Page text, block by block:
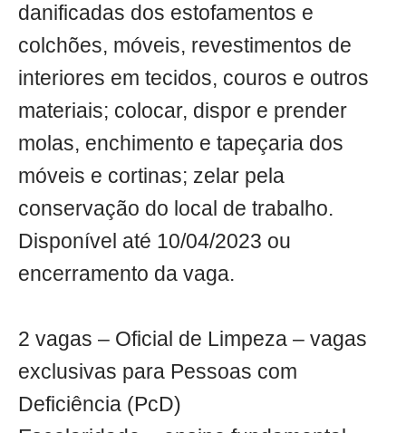
danificadas dos estofamentos e
colchões, móveis, revestimentos de
interiores em tecidos, couros e outros
materiais; colocar, dispor e prender
molas, enchimento e tapeçaria dos
móveis e cortinas; zelar pela
conservação do local de trabalho.
Disponível até 10/04/2023 ou
encerramento da vaga.
2 vagas – Oficial de Limpeza – vagas
exclusivas para Pessoas com
Deficiência (PcD)